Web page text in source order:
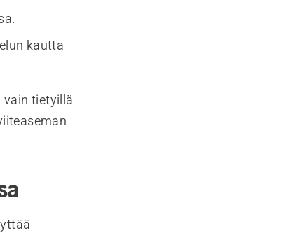
kautta
vain tietyillä